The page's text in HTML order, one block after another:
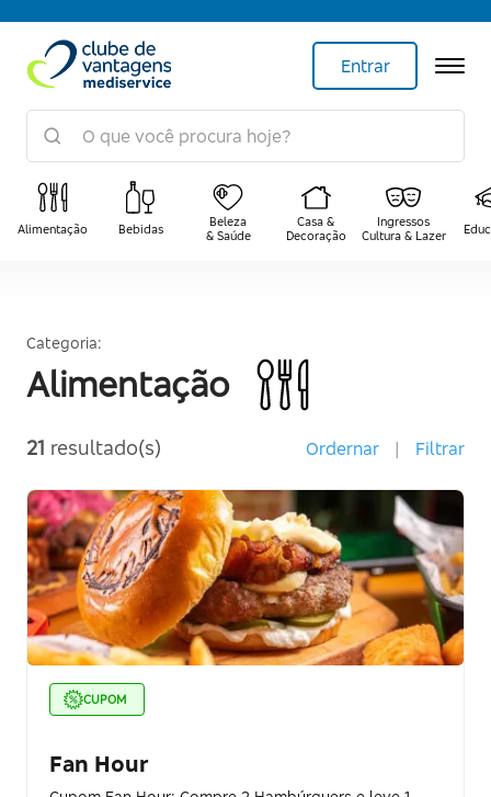
Entrar
Alimentação Bebidas
Beleza
& Saúde
Casa &
Decoração
Ingressos
Cultura & Lazer
Categoria:
Alimentação
21 resultado(s) Ordernar | Filtrar
CUPOM
Fan Hour